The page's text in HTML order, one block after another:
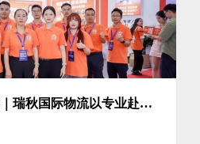
瑞秋国际物流以专业赴盛